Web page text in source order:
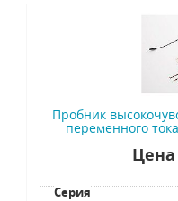
Пробник
переменного
Цена
Серия